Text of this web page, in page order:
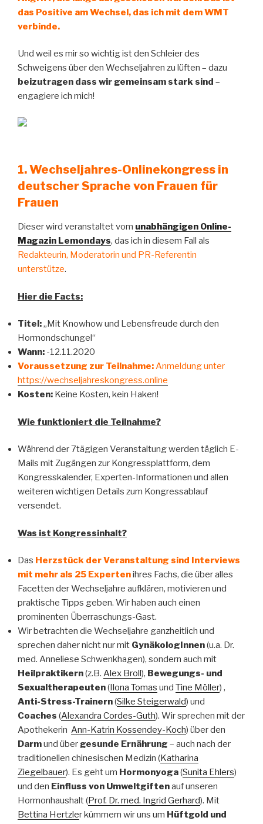
das Positive am Wechsel, das ich mit dem WMT
verbinde.
Und weil es mir so wichtig ist den Schleier des
Schweigens über den Wechseljahren zu lüften – dazu
beizutragen dass wir gemeinsam stark sind –
engagiere ich mich!
1. Wechseljahres-Onlinekongress in
deutscher Sprache von Frauen für
Frauen
Dieser wird veranstaltet vom unabhängigen Online-
Magazin Lemondays, das ich in diesem Fall als
Redakteurin, Moderatorin und PR-Referentin
unterstütze.
Hier die Facts:
Titel:„Mit Knowhow und Lebensfreude durch den
Hormondschungel“
Wann: -12.11.2020
Voraussetzung zur Teilnahme:Anmeldung unter
https://wechseljahreskongress.online
Kosten: Keine Kosten, kein Haken!
Wie funktioniert die Teilnahme?
Während der 7tägigen Veranstaltung werden täglich E-
Mails mit Zugängen zur Kongressplattform, dem
Kongresskalender, Experten-Informationen und allen
weiteren wichtigen Details zum Kongressablauf
versendet.
Was ist Kongressinhalt?
Das Herzstück der Veranstaltung sind Interviews
mit mehr als 25 Expertenihres Fachs, die über alles
Facetten der Wechseljahre aufklären, motivieren und
praktische Tipps geben. Wir haben auch einen
prominenten Überraschungs-Gast.
Wir betrachten die Wechseljahre ganzheitlich und
sprechen daher nicht nur mit GynäkologInnen(u.a. Dr.
med. Anneliese Schwenkhagen), sondern auch mit
Heilpraktikern(z.B. Alex Broll ), Bewegungs- und
Sexualtherapeuten( Ilona Tomas und Tine Möller) ,
Anti-Stress-Trainern(Silke Steigerwald) und
Coaches (Alexandra Cordes-Guth). Wir sprechen mit der
Apothekerin Ann-Katrin Kossendey-Koch) über den
Darmund übergesunde Ernährung – auch nach der
traditionellen chinesischen Medizin (Katharina
Ziegelbauer). Es geht um Hormonyoga(Sunita Ehlers)
und den Einfluss von Umweltgiftenauf unseren
Hormonhaushalt (Prof. Dr. med. Ingrid Gerhard). Mit
Bettina Hertzler kümmern wir uns um Hüftgold und